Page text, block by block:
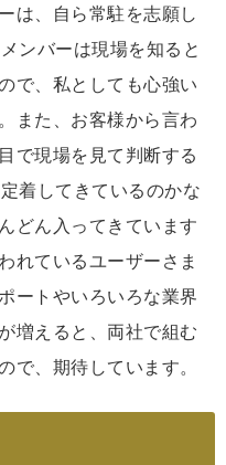
は、自ら常駐を志願し
ンバーは現場を知ると
で、私としても心強い
また、お客様から言わ
で現場を見て判断する
着してきているのかな
どん入ってきています
れているユーザーさま
ートやいろいろな業界
増えると、両社で組む
で、期待しています。